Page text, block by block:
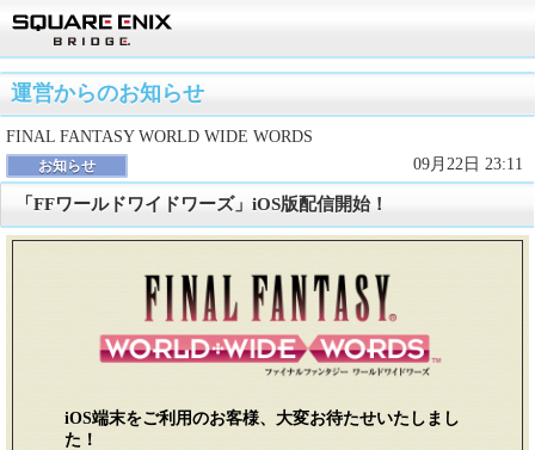
運営からのお知らせ
FINAL FANTASY WORLD WIDE WORDS
お知らせ 09月22日 23:11
「FFワールドワイドワーズ」iOS版配信開始！
iOS端末をご利用のお客様、大変お待たせいたしまし
た！